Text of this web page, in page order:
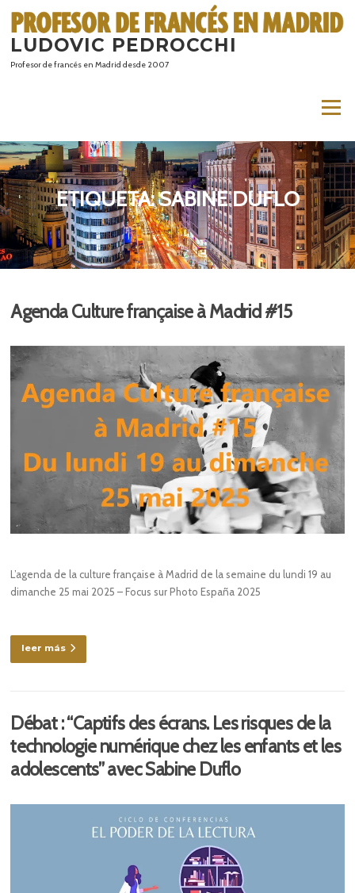
contenido
LUDOVIC PEDROCCHI
Profesor de francés en Madrid desde 2007
Menú
ETIQUETA:SABINE DUFLO
Agenda Culture française à Madrid #15
L’agenda de la culture française à Madrid de la semaine du lundi 19 au
dimanche 25 mai 2025 – Focus sur Photo España 2025
leer más
Débat : “Captifs des écrans. Les risques de la
technologie numérique chez les enfants et les
adolescents” avec Sabine Duflo